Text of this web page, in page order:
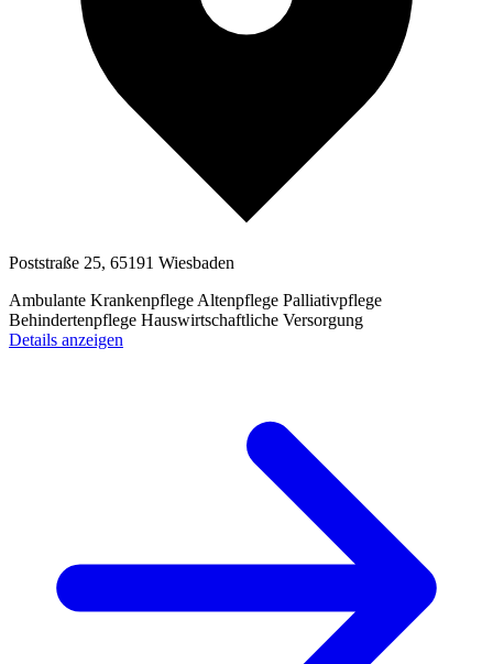
Poststraße 25, 65191 Wiesbaden
Ambulante Krankenpflege Altenpflege Palliativpflege
Behindertenpflege Hauswirtschaftliche Versorgung
Details anzeigen